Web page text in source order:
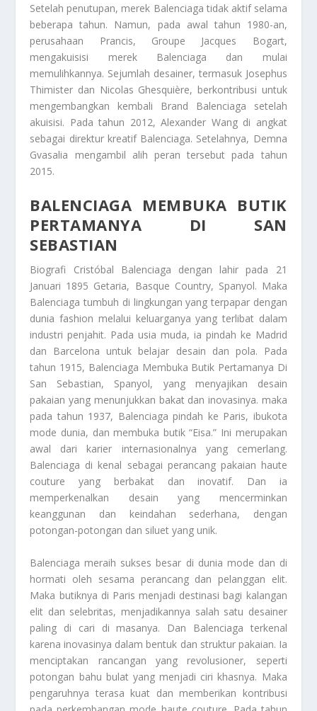
Setelah penutupan, merek Balenciaga tidak aktif selama
beberapa tahun. Namun, pada awal tahun 1980-an,
perusahaan Prancis, Groupe Jacques Bogart,
mengakuisisi merek Balenciaga dan mulai
memulihkannya. Sejumlah desainer, termasuk Josephus
Thimister dan Nicolas Ghesquière, berkontribusi untuk
mengembangkan kembali
Brand Balenciaga setelah
akuisisi. Pada tahun 2012, Alexander Wang di angkat
sebagai direktur kreatif Balenciaga. Setelahnya, Demna
Gvasalia mengambil alih peran tersebut pada tahun
2015.
BALENCIAGA MEMBUKA BUTIK
PERTAMANYA DI SAN
SEBASTIAN
Biografi Cristóbal Balenciaga dengan lahir pada 21
Januari 1895 Getaria, Basque Country, Spanyol. Maka
Balenciaga tumbuh di lingkungan yang terpapar dengan
dunia fashion melalui keluarganya yang terlibat dalam
industri penjahit. Pada usia muda, ia pindah ke Madrid
dan Barcelona untuk belajar desain dan pola. Pada
tahun 1915, Balenciaga Membuka Butik Pertamanya Di
San Sebastian, Spanyol, yang menyajikan desain
pakaian yang menunjukkan bakat dan inovasinya. maka
pada tahun 1937, Balenciaga pindah ke Paris, ibukota
mode dunia, dan membuka butik “Eisa.” Ini merupakan
awal dari karier internasionalnya yang cemerlang.
Balenciaga di kenal sebagai perancang pakaian haute
couture yang berbakat dan inovatif. Dan ia
memperkenalkan desain yang mencerminkan
keanggunan dan keindahan sederhana, dengan
potongan-potongan dan siluet yang unik.
Balenciaga meraih sukses besar di dunia mode dan di
hormati oleh sesama perancang dan pelanggan elit.
Maka butiknya di Paris menjadi destinasi bagi kalangan
elit dan selebritas, menjadikannya salah satu desainer
paling di cari di masanya. Dan Balenciaga terkenal
karena inovasinya dalam bentuk dan struktur pakaian. Ia
menciptakan rancangan yang revolusioner, seperti
potongan bahu bulat yang menjadi ciri khasnya. Maka
pengaruhnya terasa kuat dan memberikan kontribusi